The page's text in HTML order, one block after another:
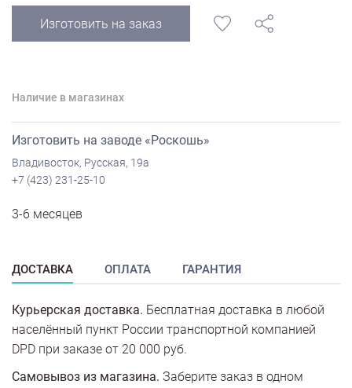
Изготовить на заказ
Наличие в магазинах
Изготовить на заводе «Роскошь»
Владивосток, Русская, 19а
+7 (423) 231-25-10
3-6 месяцев
ДОСТАВКА ОПЛАТА ГАРАНТИЯ
Курьерская доставка. Бесплатная доставка в любой
населённый пункт России транспортной компанией
DPD при заказе от 20 000 руб.
Самовывоз из магазина. Заберите заказ в одном